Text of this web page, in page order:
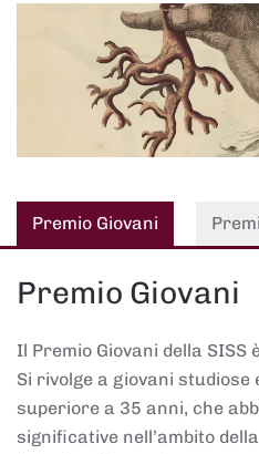
Premio Giovani
Premio Giovani
Il Premio Giovani della
Si rivolge a giovani studiose
superiore a 35 anni, che
significative nell’ambito